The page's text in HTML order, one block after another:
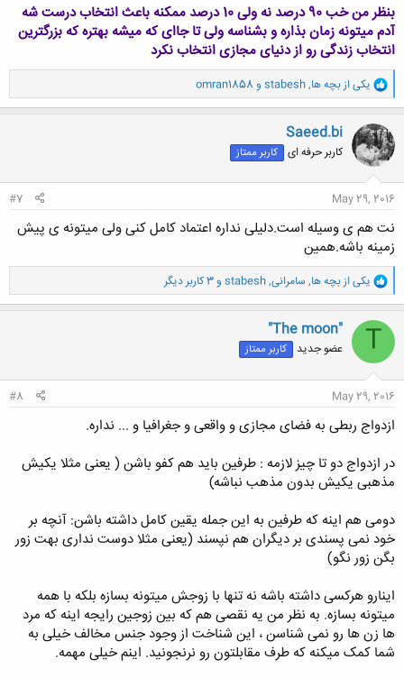
کلیک کنید تا باز شود...
بنظر من خب 90 درصد نه ولی 10 درصد ممکنه باعث انتخاب درست شه
آدم میتونه زمان بذاره و بشناسه ولی تا جاای که میشه بهتره که بزرگترین
انتخاب زندگی رو از دنیای مجازی انتخاب نکرد
و
ا
ک
ن
ش
ه
ا
یکی از بچه ها,
stabesh و omran1858
Saeed.bi
کاربر حرفه ای کاربر ممتاز
May 29, 2016
#7
نت هم ی وسیله است.دلیلی نداره اعتماد کامل کنی ولی میتونه ی پیش
زمینه باشه.همین
و
ا
ک
ن
ش
ا
یکی از بچه ها, سامرانی,
stabesh و 3 کاربر دیگر
T
"The moon"
عضو جدید کاربر ممتاز
May 29, 2016
#8
ازدواج ربطی به فضای مجازی و واقعی و جغرافیا و ... نداره.
در ازدواج دو تا چیز لازمه : طرفین باید هم کفو باشن ( یعنی مثلا یکیش
مذهبی یکیش بدون مذهب نباشه)
دومی هم اینه که طرفین به این جمله یقین کامل داشته باشن: آنچه بر
خود نمی پسندی بر دیگران هم نپسند (یعنی مثلا دوست نداری بهت زور
بگن زور نگو)
اینارو هرکسی داشته باشه نه تنها با زوجش میتونه بسازه بلکه با همه
میتونه بسازه. به نظر من یه نقصی هم که بین زوجین رایجه اینه که مرد
ها زن ها رو نمی شناسن ، این شناخت از وجود جنس مخالف خیلی به
شما کمک میکنه که طرف مقابلتون رو نرنجونید. اینم خیلی مهمه.